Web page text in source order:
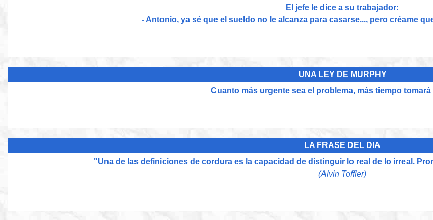
El jefe le dice a su trabajador:
- Antonio, ya sé que el sueldo no le alcanza para casarse..., pero créame
UNA LEY DE MURPHY
Cuanto más urgente sea el problema, más tiempo
LA FRASE DEL DIA
"Una de las definiciones de cordura es la capacidad de distinguir lo real de lo irreal.
(Alvin Toffler)